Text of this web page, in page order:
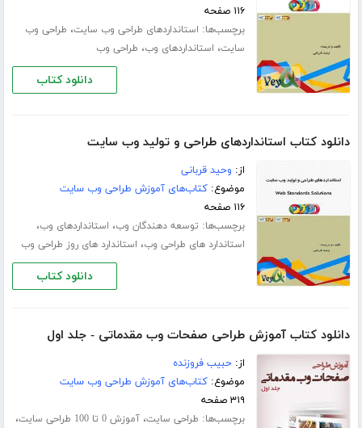
۱۱۶ صفحه
برچسب‌ها: استانداردهای طراحی وب سایت، طراحی وب
سایت، استانداردهای وب، طراحی وب
دانلود کتاب
دانلود کتاب استانداردهای طراحی و تولید وب سایت
از: وحید قربانی
موضوع:کتاب‌های آموزش طراحی وب سایت
۱۱۶ صفحه
برچسب‌ها: توسعه دهندگان وب، استانداردهای وب،
استاندارد های طراحی وب، استاندارد های روز طراحی وب
دانلود کتاب
دانلود کتاب آموزش طراحی صفحات وب مقدماتی - جلد اول
از:حبیب فروزنده
موضوع:کتاب‌های آموزش طراحی وب سایت
۳۱۹ صفحه
برچسب‌ها: طراحی سایت،آموزش 0 تا 100 طراحی سایت ،